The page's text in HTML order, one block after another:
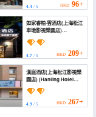
4.4/ 5 HKD 96+
如家睿柏·雲酒店(上海松江
車墩影視樂園店)
(Homeinn Ripple Yun
Hotel (Shanghai
Songjiang Chedun Film
and Television Park))
4.7/ 5 HKD 209+
漢庭酒店(上海松江影視樂
園店) (Hanting Hotel
(Shanghai Songjiang
Film Park Hotel))
4.9/ 5 HKD 267+